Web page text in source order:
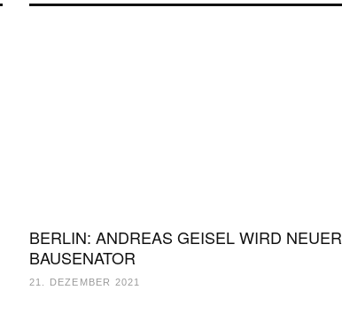
BERLIN: ANDREAS GEISEL WIRD NEUER
BAUSENATOR
21. DEZEMBER 2021